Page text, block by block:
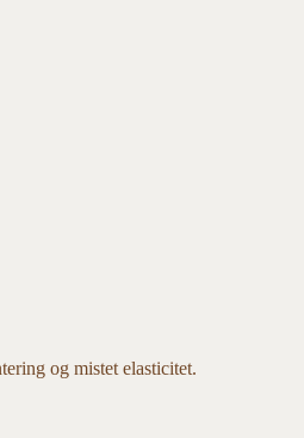
og mistet elasticitet.